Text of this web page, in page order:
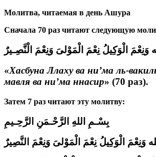
Молитва, читаемая в день Ашура
Сначала 70 раз читают следующую
وَنِعْمَ الْوَكِيلُ نِعْمَ الْمَوْلىَ وَنِعْمَ الْنَّصِـيرٌ
«Хасбуна Ллаху ва ни’ма ль-
мавля ва ни’ма ннасир» (70 раз).
Затем 7 раз читают эту молитву:
بِسْـمِ اللهِ الرَّحْـمَنِ الرَّحِـيمِ
وَنِعْمَ الْوَكِيلُ نِعْمَ الْمَوْلىَ وَنِعْمَ النَّصِيرٌ